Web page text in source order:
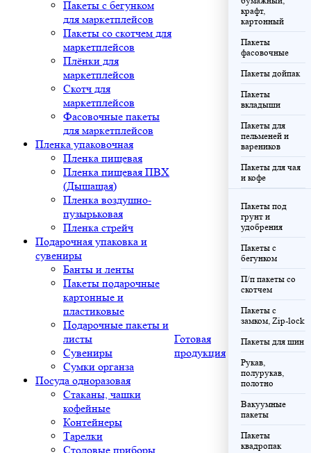
Пакеты с бегунком
для маркетплейсов
Пакеты со скотчем для
маркетплейсов
Плёнки для
маркетплейсов
Скотч для
маркетплейсов
Фасовочные пакеты
для маркетплейсов
Пленка упаковочная
Пленка пищевая
Пленка пищевая ПВХ
(Дышащая)
Пленка воздушно-
пузырьковая
Пленка стрейч
Подарочная упаковка и
сувениры
Банты и ленты
Пакеты подарочные
картонные и
пластиковые
Подарочные пакеты и
листы
Сувениры
Сумки органза
Посуда одноразовая
Стаканы, чашки
кофейные
Контейнеры
Тарелки
Столовые приборы
Готовая
продукция
крафт,
картонный
Пакеты
фасовочные
Пакеты дойпак
Пакеты
вкладыши
Пакеты для
пельменей и
вареников
Пакеты для чая
и кофе
Пакеты под
грунт и
удобрения
Пакеты с
бегунком
П/п пакеты со
скотчем
Пакеты с
замком, Zip-lock
Пакеты для шин
Рукав,
полурукав,
полотно
Вакуумные
пакеты
Пакеты
квадропак